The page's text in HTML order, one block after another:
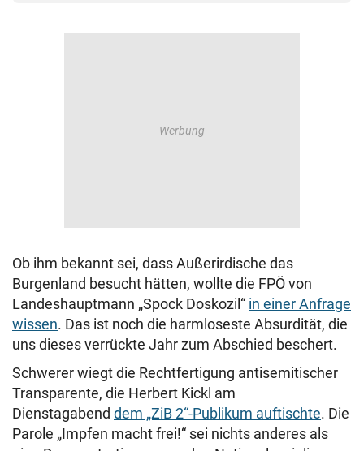
Ob ihm bekannt sei, dass Außerirdische das
Burgenland besucht hätten, wollte die FPÖ von
Landeshauptmann „Spock Doskozil“ in einer Anfrage
wissen. Das ist noch die harmloseste Absurdität, die
uns dieses verrückte Jahr zum Abschied beschert.
Schwerer wiegt die Rechtfertigung antisemitischer
Transparente, die Herbert Kickl am
Dienstagabend dem „ZiB 2“-Publikum auftischte. Die
Parole „Impfen macht frei!“ sei nichts anderes als